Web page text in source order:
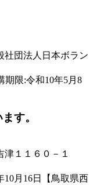
社団法人日本ボラン
期限:令和10年5月8
す。
１１６０－１
10月16日【鳥取県西